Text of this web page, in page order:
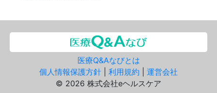
医療Q&Aなびとは
個人情報保護方針
利用規約
運営会社
© 2026 株式会社eヘルスケア